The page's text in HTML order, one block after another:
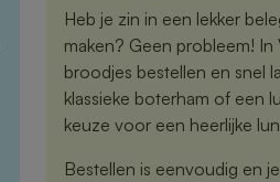
Heb je zin in een lekker
maken? Geen probleem!
broodjes bestellen en snel
klassieke boterham of een
keuze voor een heerlijke
Bestellen is eenvoudig en